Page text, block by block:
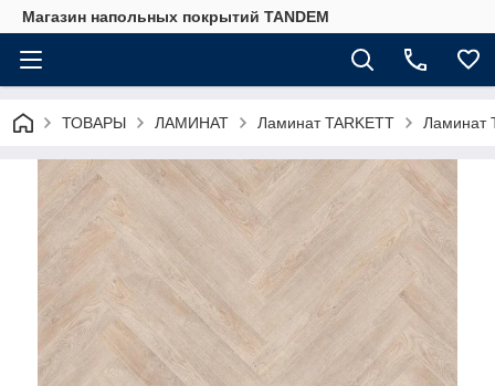
Магазин напольных покрытий TANDEM
ТОВАРЫ ЛАМИНАТ Ламинат TARKETT Ламинат